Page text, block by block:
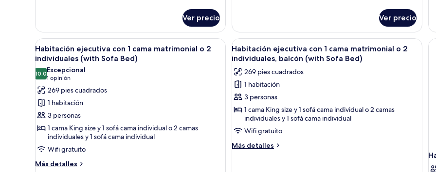
familiar,
habitaciones,
2
Ver precio
Confort,
habitaciones,
2
Ver precio
Abrir
todas
las
fotos
de
Habitación
ejecutiva
con
1
cama
matrimonial
o
Una habitación de hotel con una cama grande, dos mesitas de noche con lámparas, una alfombra
10
Habitación ejecutiva con 1 cama matrimonial o 2
individuales (with Sofa Bed)
10.010.0 de 10
Excepcional
1 opinión
(1
opinión)
269 pies cuadrados
1 habitación
3 personas
1 cama King size y 1 sofá cama individual o 2 camas
individuales y 1 sofá cama individual
Wifi gratuito
Más detalles
Más
Abrir
todas
las
fotos
de
Habitación
ejecutiva
con
1
cama
Habitación de hotel con una cama
15
Habitación ejecutiva con 1 cama matrimonial o 2
individuales, balcón (with Sofa Bed)
269 pies cuadrados
1 habitación
3 personas
1 cama King size y 1 sofá cama individual o 2 camas
individuales y 1 sofá cama individual
Wifi gratuito
Más detalles
Más